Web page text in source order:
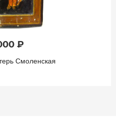
₽
Смоленская